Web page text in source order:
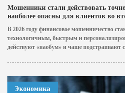
Мошенники стали действовать
наиболее опасны для клиентов во
В 2026 году финансовое мошенничество
технологичным, быстрым и
действуют «наобум» и чаще подстраивают
Экономика